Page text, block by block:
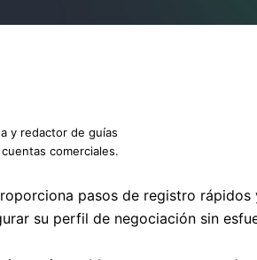
y redactor de guías
comerciales.
pasos de registro
su perfil de negociación sin